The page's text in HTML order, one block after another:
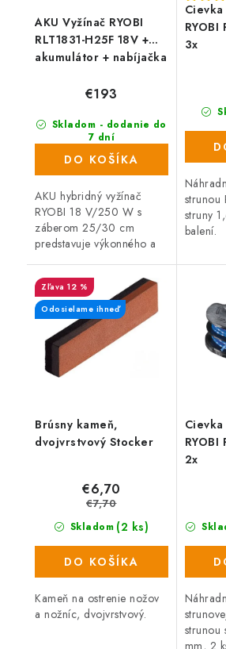
AKU Vyžínač RYOBI
RLT1831-H25F 18V +
akumulátor + nabíjačka
Skladom - dodanie do
7 dní
(160 ks)
€193
DO KOŠÍKA
AKU hybridný vyžínač
RYOBI 18 V/250 W s
záberom 25/30 cm
predstavuje výkonného a
ktorého využijete na
úpravu okrajov trávnikov a
na kosenie trávy na zle...
RYOBI
3x
strunou
struny
balení.
Brúsny kameň,
dvojvrstvový Stocker
12 %
Odosielame ihneď
Skladom (2 ks)
€6,70
€7,70
DO KOŠÍKA
Kameň na ostrenie nožov
a nožníc, dvojvrstvový.
RYOBI
2x
strunou